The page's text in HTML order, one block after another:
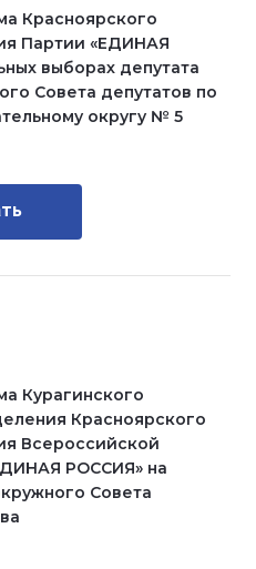
Красноярского
Партии «ЕДИНАЯ
выборах депутата
Совета депутатов по
округу № 5
Курагинского
Красноярского
Всероссийской
РОССИЯ» на
Совета